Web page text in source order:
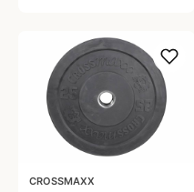
CROSSMAXX